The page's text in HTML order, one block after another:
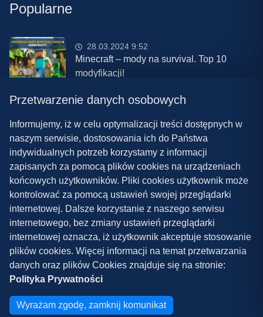
Popularne
28.03.2024 9:52
Minecraft – mody na survival. Top 10
modyfikacji!
08.03.2024 13:28
Najlepsze mody do ETS 2 w 2024 roku –
nowa paczka!
Polityka prywatności
Współpraca
Kontakt
Przetwarzenie danych osobowych
Informujemy, iż w celu optymalizacji treści dostępnych w
naszym serwisie, dostosowania ich do Państwa
indywidualnych potrzeb korzystamy z informacji
zapisanych za pomocą plików cookies na urządzeniach
końcowych użytkowników. Pliki cookies użytkownik może
kontrolować za pomocą ustawień swojej przeglądarki
internetowej. Dalsze korzystanie z naszego serwisu
internetowego, bez zmiany ustawień przeglądarki
internetowej oznacza, iż użytkownik akceptuje stosowanie
plików cookies. Więcej informacji na temat przetwarzania
danych oraz plików Cookies znajduje się na stronie:
Polityka Prywatności
Wyrażam zgodę, zamknij komunikat